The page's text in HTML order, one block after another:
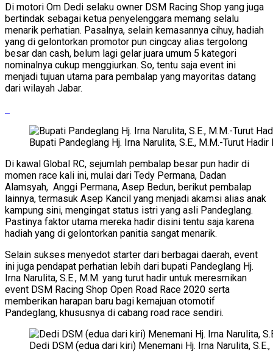
Di motori Om Dedi selaku owner DSM Racing Shop yang juga
bertindak sebagai ketua penyelenggara memang selalu
menarik perhatian. Pasalnya, selain kemasannya cihuy, hadiah
yang di gelontorkan promotor pun cingcay alias tergolong
besar dan cash, belum lagi gelar juara umum 5 kategori
nominalnya cukup menggiurkan. So, tentu saja event ini
menjadi tujuan utama para pembalap yang mayoritas datang
dari wilayah Jabar.
Bupati Pandeglang Hj. Irna Narulita, S.E., M.M.-Turut
Di kawal Global RC, sejumlah pembalap besar pun hadir di
momen race kali ini, mulai dari Tedy Permana, Dadan
Alamsyah, Anggi Permana, Asep Bedun, berikut pembalap
lainnya, termasuk Asep Kancil yang menjadi akamsi alias anak
kampung sini, mengingat status istri yang asli Pandeglang.
Pastinya faktor utama mereka hadir disini tentu saja karena
hadiah yang di gelontorkan panitia sangat menarik.
Selain sukses menyedot starter dari berbagai daerah, event
ini juga pendapat perhatian lebih dari bupati Pandeglang Hj.
Irna Narulita, S.E., M.M. yang turut hadir untuk meresmikan
event DSM Racing Shop Open Road Race 2020 serta
memberikan harapan baru bagi kemajuan otomotif
Pandeglang, khususnya di cabang road race sendiri.
Dedi DSM (edua dari kiri) Menemani Hj. Irna Narulita,